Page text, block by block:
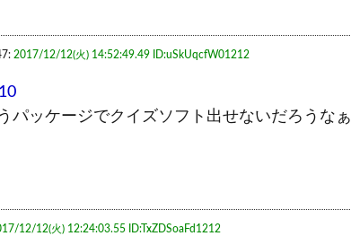
2017/12/12(火) 14:52:49.49 ID:uSkUqcfW01212
パッケージでクイズソフト出せないだろうなぁ
12/12(火) 12:24:03.55 ID:TxZDSoaFd1212